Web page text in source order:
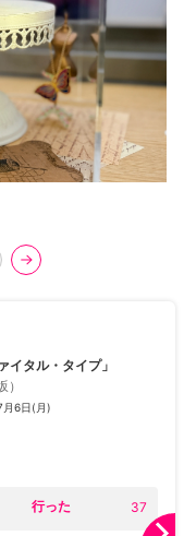
タル・タイプ」
）
6日(月)
行った 37